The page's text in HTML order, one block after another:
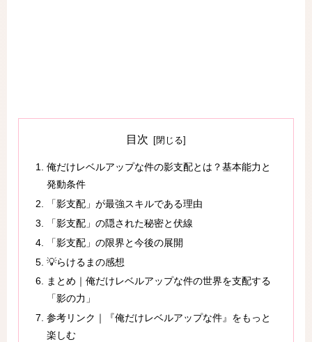
目次
俺だけレベルアップな件の影支配とは？基本能力と
発動条件
「影支配」が最強スキルである理由
「影支配」の隠された秘密と伏線
「影支配」の限界と今後の展開
💡らけるまの感想
まとめ｜俺だけレベルアップな件の世界を支配する
「影の力」
参考リンク｜『俺だけレベルアップな件』をもっと
楽しむ